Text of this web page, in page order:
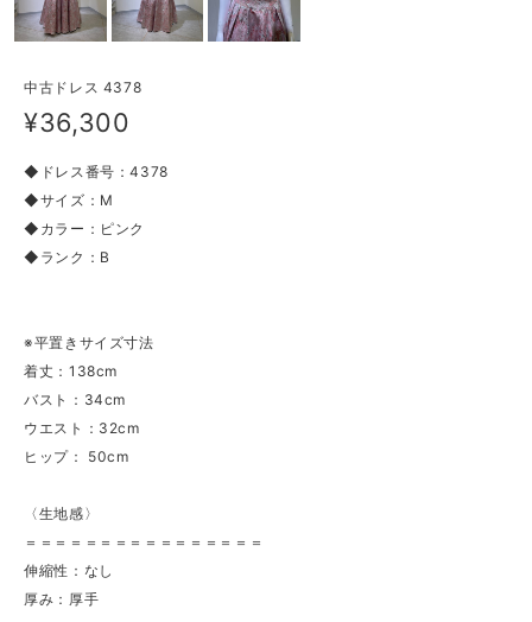
中古ドレス 4378
¥36,300
◆ドレス番号：4378
◆サイズ：M
◆カラー：ピンク
◆ランク：B
※平置きサイズ寸法
着丈：138cm
バスト：34cm
ウエスト：32cm
ヒップ： 50cm
〈生地感〉
＝＝＝＝＝＝＝＝＝＝＝＝＝＝＝＝
伸縮性：なし
厚み：厚手